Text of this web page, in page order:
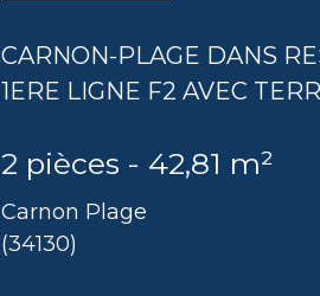
CARNON-PLAGE DANS
1ERE LIGNE F2 AVEC
2 pièces - 42,81 m²
Carnon Plage
(34130)